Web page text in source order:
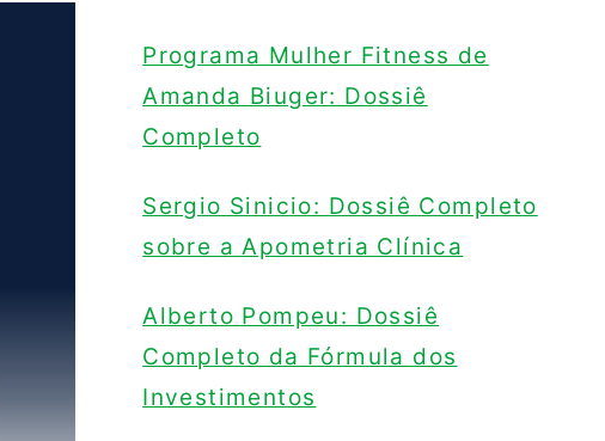
Programa Mulher Fitness de
Amanda Biuger: Dossiê
Completo
Sergio Sinicio: Dossiê Completo
sobre a Apometria Clínica
Alberto Pompeu: Dossiê
Completo da Fórmula dos
Investimentos